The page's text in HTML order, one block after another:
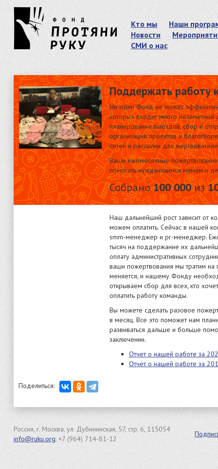
Кто мы
Наши
Новости
СМИ о нас
Поддержать работу
Ни один Фонд не может
которых входит много
планирование выездов, сбор и
организация проектов и
сетей и рассылки для
Ваши ежемесячные
помогать нуждающимся мамам и
Собрано100 000из
Наш дальнейший рост зависит от
можем оплатить. Сейчас в нашей
smm-менеджер и pr-менеджер.
тысяч на поддержание их
оплату административных
ваши пожертвования мы тратим
меняется, и нашему Фонду
открываем сбор для всех, кто
оплатить работу команды.
Вы можете сделать разовое
в месяц. Все это поможет нам
развиваться дальше и больше
заключении.
Отчет о нашей работе за
Отчет о нашей работе за
Поделиться:
Россия, г. Москва, ул. Дубининская, 57, стр. 6, 115054
info@ruku.org, +7 (964) 714-81-12